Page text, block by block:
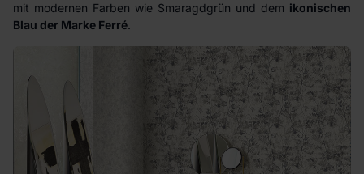
mit modernen Farben wie Smaragdgrün und dem ikonischen
Blau der Marke Ferré.